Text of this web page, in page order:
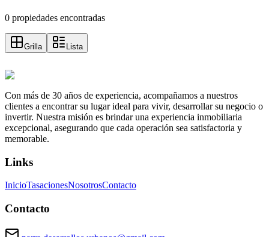
0 propiedades encontradas
Grilla Lista
Con más de 30 años de experiencia, acompañamos a nuestros
clientes a encontrar su lugar ideal para vivir, desarrollar su negocio o
invertir. Nuestra misión es brindar una experiencia inmobiliaria
excepcional, asegurando que cada operación sea satisfactoria y
memorable.
Links
InicioTasacionesNosotrosContacto
Contacto